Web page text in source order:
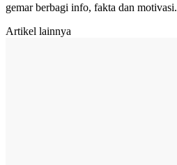
gemar berbagi info, fakta dan motivasi.
Artikel lainnya